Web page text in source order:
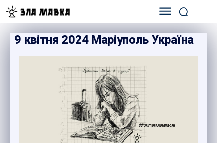
9 квітня 2024 Маріуполь Україна